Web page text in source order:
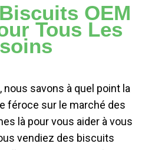
OEM
Tous Les
nous savons à quel point la
féroce sur le marché des
là pour vous aider à vous
vendiez des biscuits